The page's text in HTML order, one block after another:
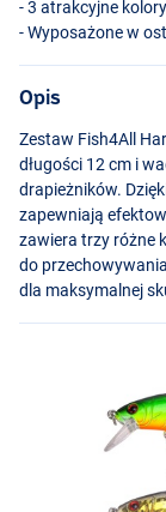
- 3 atrakcyjne kolory
- Wyposażone w
Opis
Zestaw Fish4All
długości 12 cm i
drapieżników.
zapewniają
zawiera trzy różne
do
dla maksymalnej